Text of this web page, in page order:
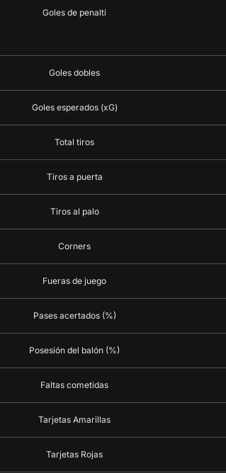
Goles de penalti
Goles dobles
Goles esperados (xG)
Total tiros
Tiros a puerta
Tiros al palo
Corners
Fueras de juego
Pases acertados (%)
Posesión del balón (%)
Faltas cometidas
Tarjetas Amarillas
Tarjetas Rojas